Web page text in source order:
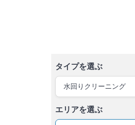
タイプを選ぶ
水回りクリーニング
エリアを選ぶ